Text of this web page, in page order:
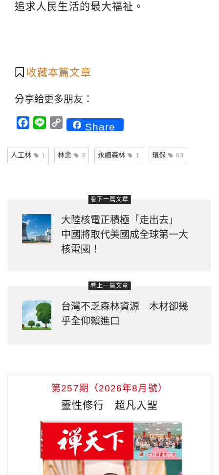
追求人民生活的最大福祉。
收藏本篇文章
分享給更多朋友：
Facebook
Line CopyShare
人工林 1 林業 3 永續森林 1 環保 63
看下一篇文章
大陸核電正積極「走出去」
中國將取代美國成全球第一大
核電國！
看上一篇文章
台灣不乏森林資源 木材卻幾
乎全仰賴進口
第257期（2026年8月號）
靈性修行 超凡入聖